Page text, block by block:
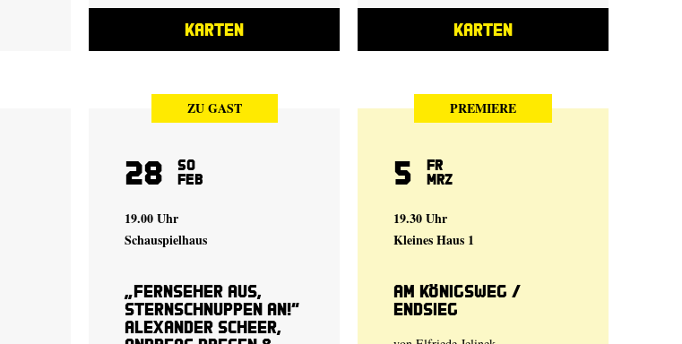
KARTEN KARTEN
ZU GAST
28 So
Feb
19.00 Uhr
Schauspielhaus
„Fernseher aus,
Stern­schnuppen an!“
Alexander Scheer,
PREMIERE
5 Fr
Mrz
19.30 Uhr
Kleines Haus 1
Am Königsweg /
Endsieg